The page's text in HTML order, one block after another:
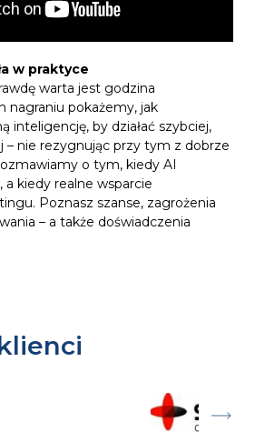
w praktyce
warta jest godzina
nagraniu pokażemy, jak
inteligencję, by działać szybciej,
– nie rezygnując przy tym z dobrze
o tym, kiedy AI
kiedy realne wsparcie
Poznasz szanse, zagrożenia
– a także doświadczenia